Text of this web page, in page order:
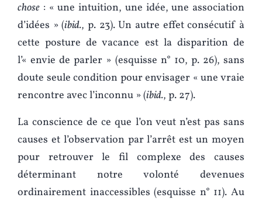
chose : « une intuition, une idée, une association
d’idées » (ibid., p. 23). Un autre effet consécutif à
cette posture de vacance est la disparition de
l’« envie de parler » (esquisse n° 10, p. 26), sans
doute seule condition pour envisager « une vraie
rencontre avec l’inconnu » (ibid., p. 27).
La conscience de ce que l’on veut n’est pas sans
causes et l’observation par l’arrêt est un moyen
pour retrouver le fil complexe des causes
déterminant notre volonté devenues
ordinairement inaccessibles (esquisse n° 11). Au